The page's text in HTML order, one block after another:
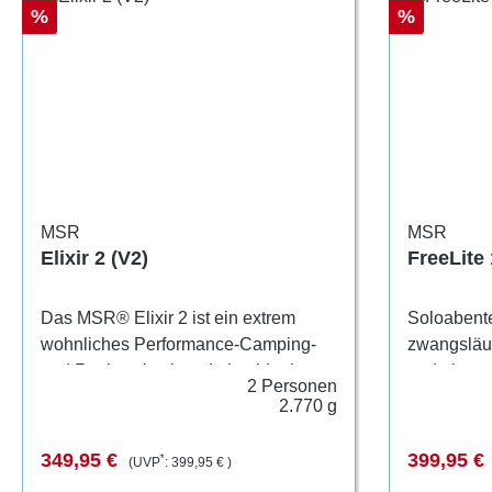
Gepäckträger und los geht's. Die
Tasche, die Schulterriemen und
Rabatt
%
MSR
Elixir 2 (V2)
Das MSR® Elixir 2 ist ein extrem
wohnliches Performance-Camping-
und Rucksackzelt und eine ideale
Option für Abenteurer, die ein einfach
günstigen Preis suchen. Im
Gegensatz zu vielen Zelten dieser
2 Personen
2.770 g
Verkaufspreis:
349,95 € (UVP*: Regulärer Preis:
399,95 € )
Rabatt
%
MSR
FreeLite
und
die an
an Platz
399,95 €